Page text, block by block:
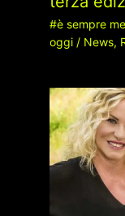
#è sempre
oggi/ News,